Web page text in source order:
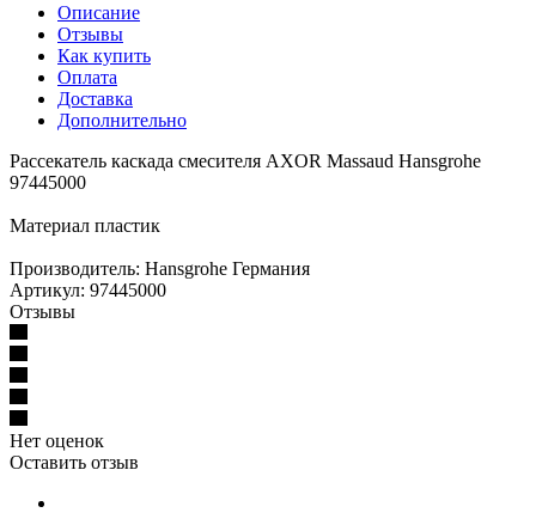
Описание
Отзывы
Как купить
Оплата
Доставка
Дополнительно
Рассекатель каскада смесителя AXOR Massaud Hansgrohe
97445000
Материал пластик
Производитель: Hansgrohe Германия
Артикул: 97445000
Отзывы
Нет оценок
Оставить отзыв